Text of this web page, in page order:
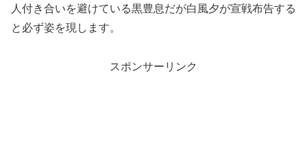
人付き合いを避けている黒豊息だが白風夕が宣戦布告する
と必ず姿を現します。
スポンサーリンク